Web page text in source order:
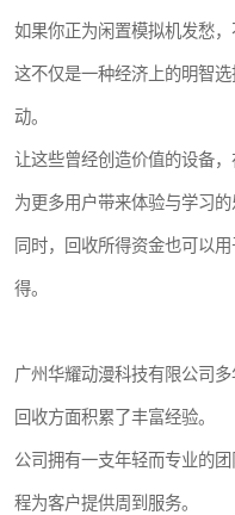
如果你正为闲置模拟机发愁，
这不仅是一种经济上的明智
动。
让这些曾经创造价值的设备
为更多用户带来体验与学习的
同时，回收所得资金也可以
得。
广州华耀动漫科技有限公司
回收方面积累了丰富经验。
公司拥有一支年轻而专业的
程为客户提供周到服务。